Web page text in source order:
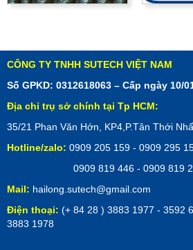
CÔNG TY TNHH SUTECH VIỆT NAM
Số GPKD: 0312618063 – Cấp ngày 10/
Địa chỉ trụ sở chính tại Tp HCM:
35/21 Phan Văn Hớn, KP4,P.Tân Thới
Hotline/zalo: 0909 205 159 - 0909 295
0909 819 446 - 0909 819
Mail: hailong.sutech@gmail.com
Điện thoại: (+ 84 28 ) 3883 1977 -
3883 1978